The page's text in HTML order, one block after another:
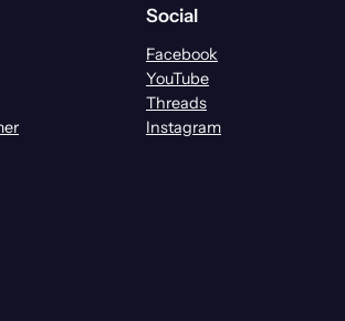
Social
Facebook
YouTube
Threads
Instagram